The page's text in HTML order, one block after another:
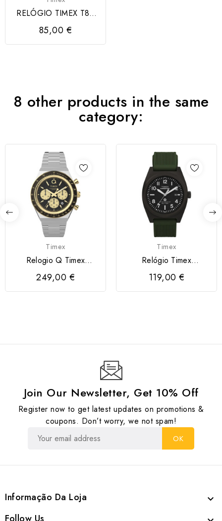
RELÓGIO TIMEX T80
Unisex Stainless Steel
85,00 €
8 other products in the same
category:
Timex
Relogio Q Timex
Cronógrafo 40mm
249,00 €
Timex
Relógio Timex
Expedition Expedition
Capstone
119,00 €
Join Our Newsletter, Get 10% Off
Register now to get latest updates on promotions &
coupons. Don’t worry, we not spam!
Informação Da Loja 